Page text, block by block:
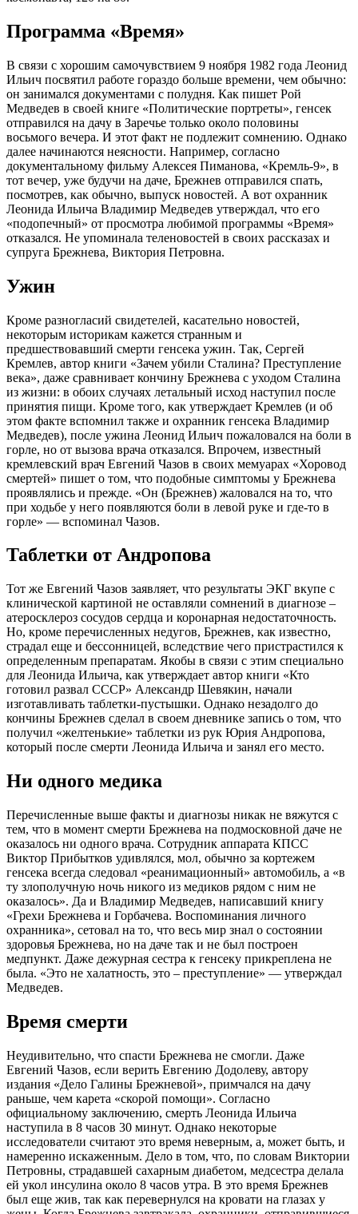
Программа «Время»
В связи с хорошим самочувствием 9 ноября 1982 года Леонид
Ильич посвятил работе гораздо больше времени, чем обычно:
он занимался документами с полудня. Как пишет Рой
Медведев в своей книге «Политические портреты», генсек
отправился на дачу в Заречье только около половины
восьмого вечера. И этот факт не подлежит сомнению. Однако
далее начинаются неясности. Например, согласно
документальному фильму Алексея Пиманова, «Кремль-9», в
тот вечер, уже будучи на даче, Брежнев отправился спать,
посмотрев, как обычно, выпуск новостей. А вот охранник
Леонида Ильича Владимир Медведев утверждал, что его
«подопечный» от просмотра любимой программы «Время»
отказался. Не упоминала теленовостей в своих рассказах и
супруга Брежнева, Виктория Петровна.
Ужин
Кроме разногласий свидетелей, касательно новостей,
некоторым историкам кажется странным и
предшествовавший смерти генсека ужин. Так, Сергей
Кремлев, автор книги «Зачем убили Сталина? Преступление
века», даже сравнивает кончину Брежнева с уходом Сталина
из жизни: в обоих случаях летальный исход наступил после
принятия пищи. Кроме того, как утверждает Кремлев (и об
этом факте вспомнил также и охранник генсека Владимир
Медведев), после ужина Леонид Ильич пожаловался на боли в
горле, но от вызова врача отказался. Впрочем, известный
кремлевский врач Евгений Чазов в своих мемуарах «Хоровод
смертей» пишет о том, что подобные симптомы у Брежнева
проявлялись и прежде. «Он (Брежнев) жаловался на то, что
при ходьбе у него появляются боли в левой руке и где-то в
горле» — вспоминал Чазов.
Таблетки от Андропова
Тот же Евгений Чазов заявляет, что результаты ЭКГ вкупе с
клинической картиной не оставляли сомнений в диагнозе –
атеросклероз сосудов сердца и коронарная недостаточность.
Но, кроме перечисленных недугов, Брежнев, как известно,
страдал еще и бессонницей, вследствие чего пристрастился к
определенным препаратам. Якобы в связи с этим специально
для Леонида Ильича, как утверждает автор книги «Кто
готовил развал СССР» Александр Шевякин, начали
изготавливать таблетки-пустышки. Однако незадолго до
кончины Брежнев сделал в своем дневнике запись о том, что
получил «желтенькие» таблетки из рук Юрия Андропова,
который после смерти Леонида Ильича и занял его место.
Ни одного медика
Перечисленные выше факты и диагнозы никак не вяжутся с
тем, что в момент смерти Брежнева на подмосковной даче не
оказалось ни одного врача. Сотрудник аппарата КПСС
Виктор Прибытков удивлялся, мол, обычно за кортежем
генсека всегда следовал «реанимационный» автомобиль, а «в
ту злополучную ночь никого из медиков рядом с ним не
оказалось». Да и Владимир Медведев, написавший книгу
«Грехи Брежнева и Горбачева. Воспоминания личного
охранника», сетовал на то, что весь мир знал о состоянии
здоровья Брежнева, но на даче так и не был построен
медпункт. Даже дежурная сестра к генсеку прикреплена не
была. «Это не халатность, это – преступление» — утверждал
Медведев.
Время смерти
Неудивительно, что спасти Брежнева не смогли. Даже
Евгений Чазов, если верить Евгению Додолеву, автору
издания «Дело Галины Брежневой», примчался на дачу
раньше, чем карета «скорой помощи». Согласно
официальному заключению, смерть Леонида Ильича
наступила в 8 часов 30 минут. Однако некоторые
исследователи считают это время неверным, а, может быть, и
намеренно искаженным. Дело в том, что, по словам Виктории
Петровны, страдавшей сахарным диабетом, медсестра делала
ей укол инсулина около 8 часов утра. В это время Брежнев
был еще жив, так как перевернулся на кровати на глазах у